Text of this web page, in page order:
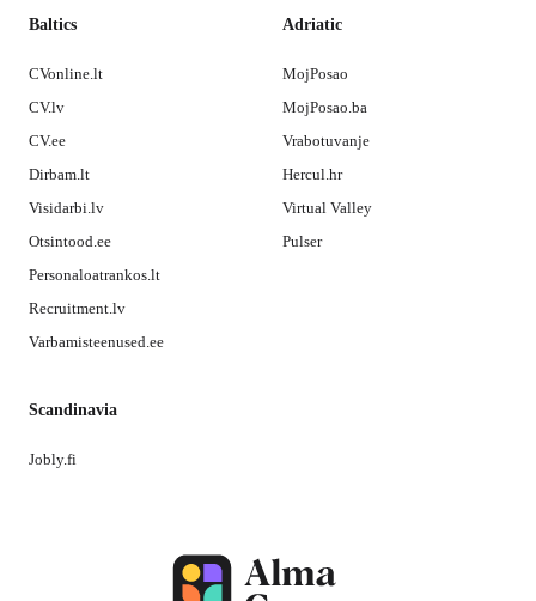
Baltics
CVonline.lt
CV.lv
CV.ee
Dirbam.lt
Visidarbi.lv
Otsintood.ee
Personaloatrankos.lt
Recruitment.lv
Varbamisteenused.ee
Adriatic
MojPosao
MojPosao.ba
Vrabotuvanje
Hercul.hr
Virtual Valley
Pulser
Scandinavia
Jobly.fi